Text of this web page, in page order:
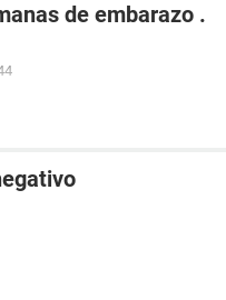
de embarazo .